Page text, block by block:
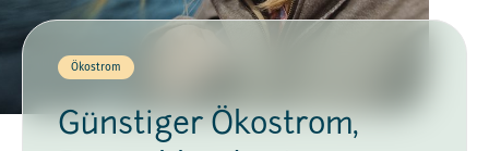
Ökostrom
Günstiger Ökostrom,